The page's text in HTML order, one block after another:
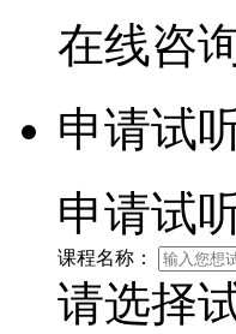
在线咨
申请试
申请试
课程名称：
请选择